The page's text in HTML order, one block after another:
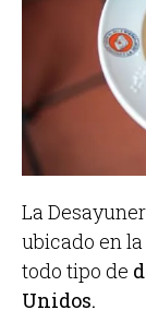
La
ubicado en
todo tipo de
Unidos.